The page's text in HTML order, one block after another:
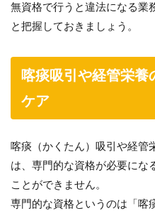
無資格で行うと違法になる業
と把握しておきましょう。
喀痰吸引や経管栄養
ケア
喀痰（かくたん）吸引や経管
は、専門的な資格が必要にな
ことができません。
専門的な資格というのは「喀